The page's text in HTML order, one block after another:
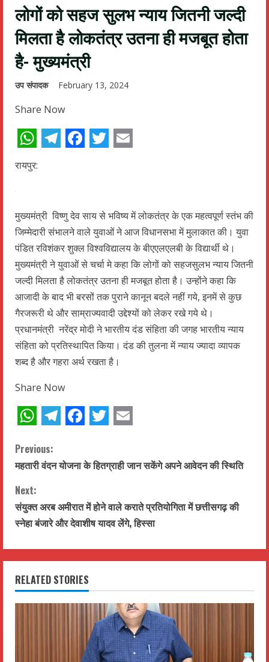
लोगों को सहज सुलभ न्याय जितनी जल्दी
मिलता है लोकतंत्र उतना ही मजबूत होता
है- मुख्यमंत्री
उप संपादक February 13, 2024
Share Now
WhatsApp
रायपुर:
मुख्यमंत्री विष्णु देव साय से भविष्य में लोकतंत्र के एक महत्वपूर्ण स्तंभ की
जिम्मेदारी संभालने वाले युवाओं ने आज विधानसभा में मुलाकात की। युवा
पंडित रविशंकर शुक्ल विश्वविद्यालय के बीएएलएलबी के विद्यार्थी थे।
मुख्यमंत्री ने युवाओं से चर्चा मे कहा कि लोगों को सहजसुलभ न्याय जितनी
जल्दी मिलता है लोकतंत्र उतना ही मजबूत होता है। उन्होंने कहा कि
आजादी के बाद भी बरसों तक पुराने कानून बदले नहीं गये, इनमें से कुछ
गैरजरूरी थे और साम्राज्यवादी उद्देश्यों को लेकर रखे गये थे।
प्रधानमंत्री नरेंद्र मोदी ने भारतीय दंड संहिता की जगह भारतीय न्याय
संहिता को प्रतिस्थापित किया। दंड की तुलना में न्याय ज्यादा व्यापक
शब्द है और गहरा अर्थ रखता है।
Share Now
C
o
n
t
i
n
u
R
Previous:
महतारी वंदन योजना के हितग्राही जान सकेंगे अपने आवेदन की स्थिति
Next:
संयुक्त अरब अमीरात में होने वाले कराते प्रतियोगिता में छत्तीसगढ़ की
स्नेहा बंजारे और देवाशीष यादव लेंगे, हिस्सा
RELATED STORIES